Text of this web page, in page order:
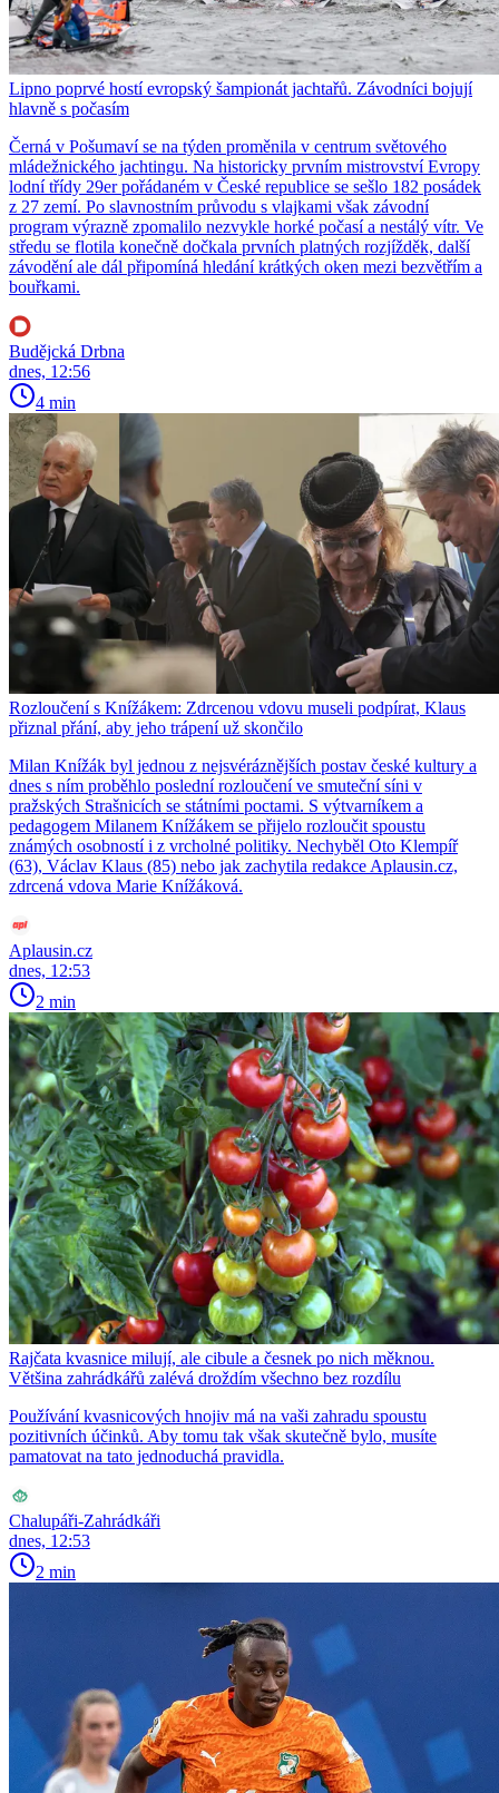
Lipno poprvé hostí evropský šampionát jachtařů. Závodníci bojují
hlavně s počasím
Černá v Pošumaví se na týden proměnila v centrum světového
mládežnického jachtingu. Na historicky prvním mistrovství Evropy
lodní třídy 29er pořádaném v České republice se sešlo 182 posádek
z 27 zemí. Po slavnostním průvodu s vlajkami však závodní
program výrazně zpomalilo nezvykle horké počasí a nestálý vítr. Ve
středu se flotila konečně dočkala prvních platných rozjížděk, další
závodění ale dál připomíná hledání krátkých oken mezi bezvětřím a
bouřkami.
Budějcká Drbna
dnes, 12:56
4 min
Rozloučení s Knížákem: Zdrcenou vdovu museli podpírat, Klaus
přiznal přání, aby jeho trápení už skončilo
Milan Knížák byl jednou z nejsvéráznějších postav české kultury a
dnes s ním proběhlo poslední rozloučení ve smuteční síni v
pražských Strašnicích se státními poctami. S výtvarníkem a
pedagogem Milanem Knížákem se přijelo rozloučit spoustu
známých osobností i z vrcholné politiky. Nechyběl Oto Klempíř
(63), Václav Klaus (85) nebo jak zachytila redakce Aplausin.cz,
zdrcená vdova Marie Knížáková.
Aplausin.cz
dnes, 12:53
2 min
Rajčata kvasnice milují, ale cibule a česnek po nich měknou.
Většina zahrádkářů zalévá droždím všechno bez rozdílu
Používání kvasnicových hnojiv má na vaši zahradu spoustu
pozitivních účinků. Aby tomu tak však skutečně bylo, musíte
pamatovat na tato jednoduchá pravidla.
Chalupáři-Zahrádkáři
dnes, 12:53
2 min